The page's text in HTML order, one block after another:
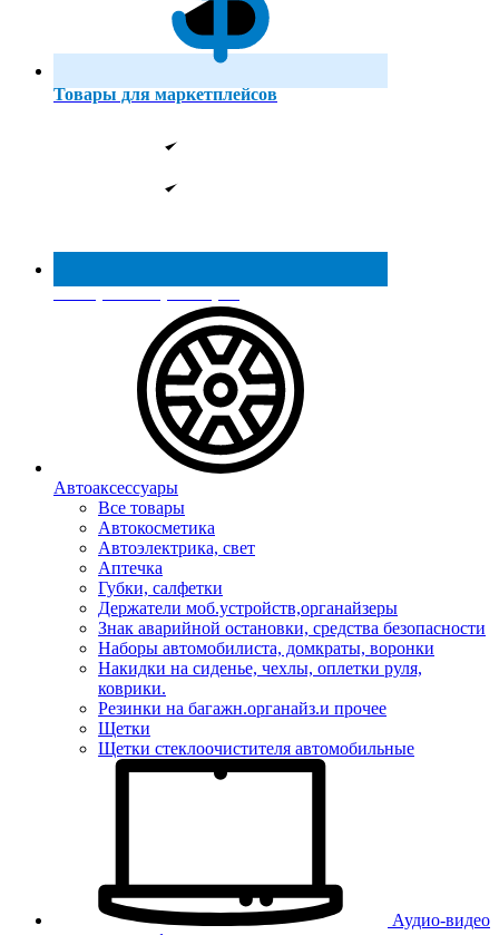
Товары для маркетплейсов
Реестр МинПромТорга
Автоаксессуары
Все товары
Автокосметика
Автоэлектрика, свет
Аптечка
Губки, салфетки
Держатели моб.устройств,органайзеры
Знак аварийной остановки, средства безопасности
Наборы автомобилиста, домкраты, воронки
Накидки на сиденье, чехлы, оплетки руля,
коврики.
Резинки на багажн.органайз.и прочее
Щетки
Щетки стеклоочистителя автомобильные
Аудио-видео